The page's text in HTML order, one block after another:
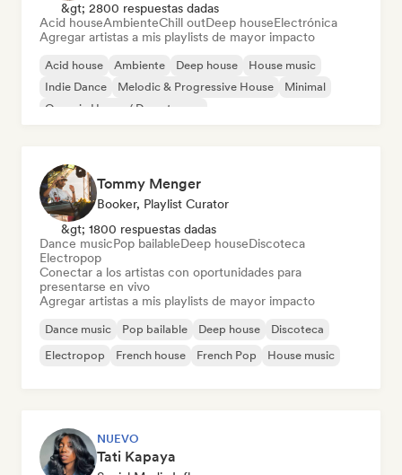
&gt; 2800 respuestas dadas
Acid houseAmbienteChill outDeep houseElectrónica
Agregar artistas a mis playlists de mayor impacto
Acid house Ambiente Deep house
House music
Indie Dance
Melodic & Progressive House
Minimal
Organic House / Downtempo
Tommy Menger
Booker, Playlist Curator
&gt; 1800 respuestas dadas
Dance musicPop bailableDeep houseDiscoteca
Electropop
Conectar a los artistas con oportunidades para
presentarse en vivo
Agregar artistas a mis playlists de mayor impacto
Dance music Pop bailable Deep house
Discoteca
Electropop
French house French Pop House music
NUEVO
Tati Kapaya